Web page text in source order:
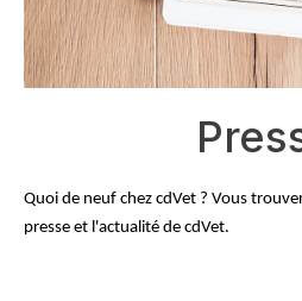
Quoi de neuf chez cdVet ? Vous
presse et l'actualité de cdVet.